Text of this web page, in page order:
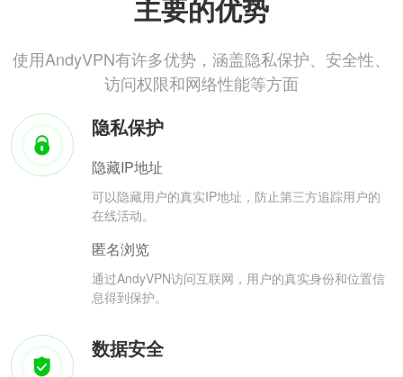
主要的优势
使用AndyVPN有许多优势，涵盖隐私保护、安全性、
访问权限和网络性能等方面
隐私保护
隐藏IP地址
可以隐藏用户的真实IP地址，防止第三方追踪用户的
在线活动。
匿名浏览
通过AndyVPN访问互联网，用户的真实身份和位置信
息得到保护。
数据安全